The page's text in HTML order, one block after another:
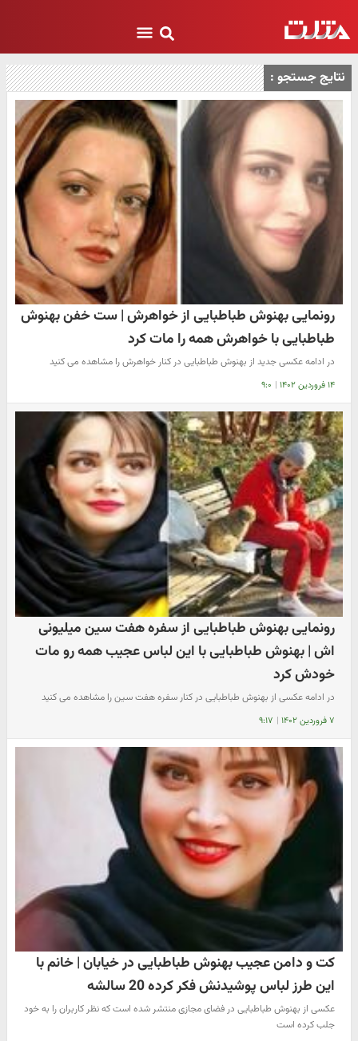
نتایج جستجو :
رونمایی بهنوش طباطبایی از خواهرش | ست خفن بهنوش
طباطبایی با خواهرش همه را مات کرد
در ادامه عکسی جدید از بهنوش طباطبایی در کنار خواهرش را مشاهده می کنید
۱۴ فروردین ۱۴۰۲ | ۹:۰
رونمایی بهنوش طباطبایی از سفره هفت سین میلیونی
اش | بهنوش طباطبایی با این لباس عجیب همه رو مات
خودش کرد
در ادامه عکسی از بهنوش طباطبایی در کنار سفره هفت سین را مشاهده می کنید
۷ فروردین ۱۴۰۲ | ۹:۱۷
کت و دامن عجیب بهنوش طباطبایی در خیابان | خانم با
این طرز لباس پوشیدنش فکر کرده 20 سالشه
عکسی از بهنوش طباطبایی در فضای مجازی منتشر شده است که نظر کاربران را به خود
جلب کرده است